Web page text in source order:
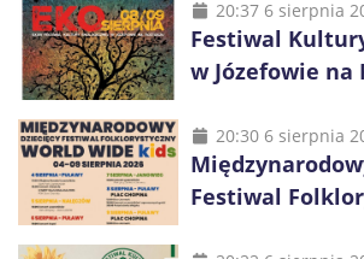
20:37 6 sierpnia
Festiwal
w Józefowie na
20:30 6 sierpnia
Festiwal